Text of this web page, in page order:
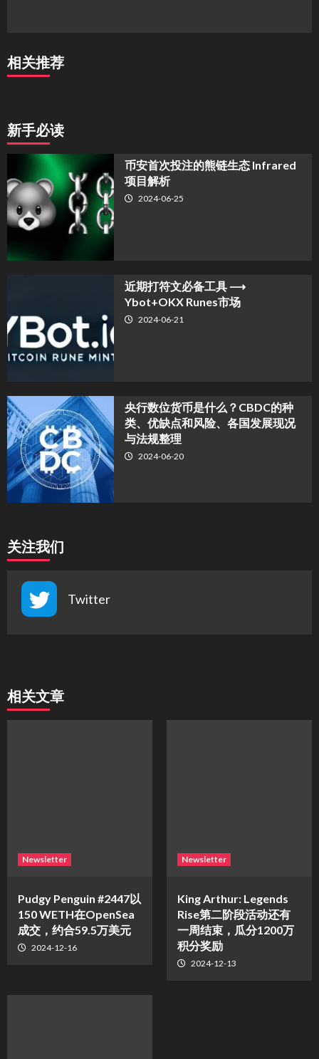
相关推荐
新手必读
币安首次投注的熊链生态 Infrared
项目解析
2024-06-25
近期打符文必备工具 ⟶
Ybot+OKX Runes市场
2024-06-21
央行数位货币是什么？CBDC的种
类、优缺点和风险、各国发展现况
与法规整理
2024-06-20
关注我们
Twitter
相关文章
Newsletter
Pudgy Penguin #2447以
150 WETH在OpenSea
成交，约合59.5万美元
2024-12-16
Newsletter
King Arthur: Legends
Rise第二阶段活动还有
一周结束，瓜分1200万
积分奖励
2024-12-13